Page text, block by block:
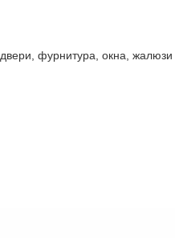
двери, фурнитура, окна, жалюзи